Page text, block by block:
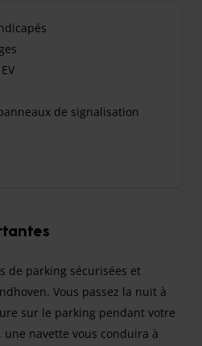
de signalisation
de parking sécurisées et
Vous passez la nuit à
sur le parking pendant votre
navette vous conduira à